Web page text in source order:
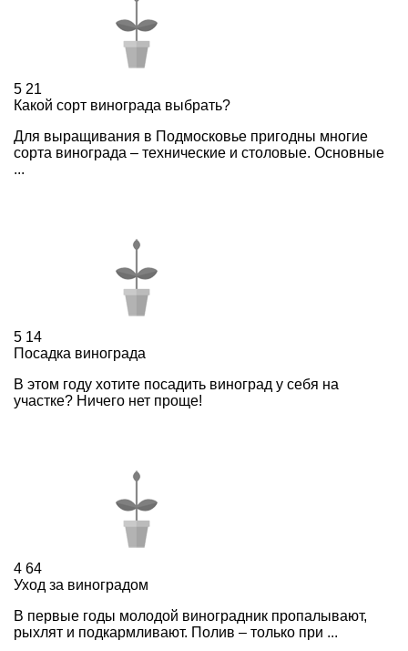
5 21
Какой сорт винограда выбрать?
Для выращивания в Подмосковье пригодны многие
сорта винограда – технические и столовые. Основные
...
5 14
Посадка винограда
В этом году хотите посадить виноград у себя на
участке? Ничего нет проще!
4 64
Уход за виноградом
В первые годы молодой виноградник пропалывают,
рыхлят и подкармливают. Полив – только при ...